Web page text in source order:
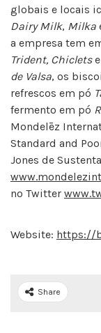
globais e locais
Dairy Milk, Milka
a empresa tem
Trident, Chicletse
de Valsa, os
refrescos em pó
fermento em pó
Mondelēz
Standard and
Jones de
no Twitter
Website: https://
Share